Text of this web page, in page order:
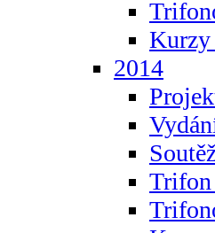
Kurzy
2014
Trifon